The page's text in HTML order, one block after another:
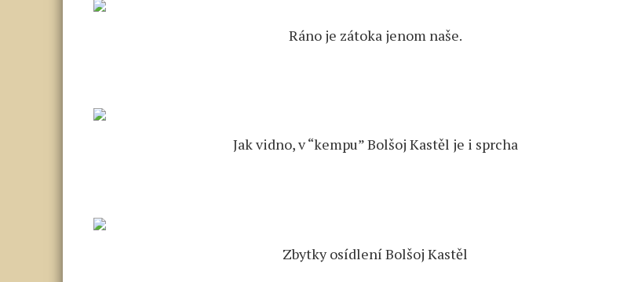
Ráno je zátoka jenom naše.
Jak vidno, v “kempu” Bolšoj Kastěl je i sprcha
Zbytky osídlení Bolšoj Kastěl